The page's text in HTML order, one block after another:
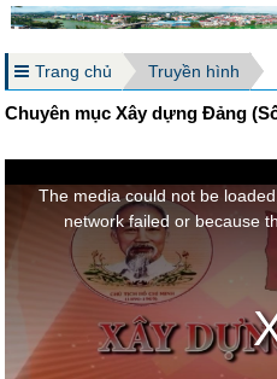
Trang chủ Truyền hình
Chuyên mục Xây dựng Đảng